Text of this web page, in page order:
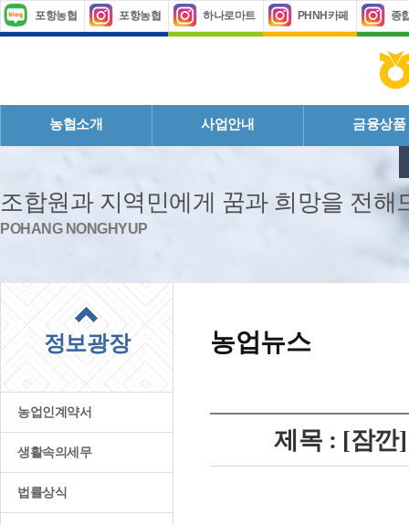
포항농협 포항농협 하나로마트 PHNH카페 종
농협소개 사업안내 금융상품
조합원과 지역민에게 꿈과 희망을 전해
POHANG NONGHYUP
정보광장
농업인계약서
생활속의세무
법률상식
농업뉴스
제목 : [잠깐